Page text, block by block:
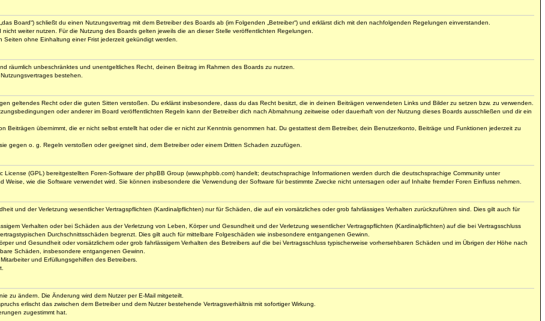
Board“) schließt du einen Nutzungsvertrag mit dem Betreiber des Boards ab (im Folgenden „Betreiber“) und erklärst dich mit den nachfolgenden Regelungen einverstanden.
weiter nutzen. Für die Nutzung des Boards gelten jeweils die an dieser Stelle veröffentlichten Regelungen.
ohne Einhaltung einer Frist jederzeit gekündigt werden.
räumlich unbeschränktes und unentgeltliches Recht, deinen Beitrag im Rahmen des Boards zu nutzen.
bestehen.
geltendes Recht oder die guten Sitten verstoßen. Du erklärst insbesondere, dass du das Recht besitzt, die in deinen Beiträgen verwendeten Links und Bilder zu setzen bzw. zu verwenden.
oder anderer im Board veröffentlichten Regeln kann der Betreiber dich nach Abmahnung zeitweise oder dauerhaft von der Nutzung dieses Boards ausschließen und dir ein
Beiträgen übernimmt, die er nicht selbst erstellt hat oder die er nicht zur Kenntnis genommen hat. Du gestattest dem Betreiber, dein Benutzerkonto, Beiträge und Funktionen jederzeit zu
gegen o. g. Regeln verstoßen oder geeignet sind, dem Betreiber oder einem Dritten Schaden zuzufügen.
(GPL) bereitgestellten Foren-Software der phpBB Group (www.phpbb.com) handelt; deutschsprachige Informationen werden durch die deutschsprachige Community unter
wie die Software verwendet wird. Sie können insbesondere die Verwendung der Software für bestimmte Zwecke nicht untersagen oder auf Inhalte fremder Foren Einfluss nehmen.
und der Verletzung wesentlicher Vertragspflichten (Kardinalpflichten) nur für Schäden, die auf ein vorsätzliches oder grob fahrlässiges Verhalten zurückzuführen sind. Dies gilt auch für
Verhalten oder bei Schäden aus der Verletzung von Leben, Körper und Gesundheit und der Verletzung wesentlicher Vertragspflichten (Kardinalpflichten) auf die bei Vertragsschluss
Durchschnittsschäden begrenzt. Dies gilt auch für mittelbare Folgeschäden wie insbesondere entgangenen Gewinn.
und Gesundheit oder vorsätzlichem oder grob fahrlässigem Verhalten des Betreibers auf die bei Vertragsschluss typischerweise vorhersehbaren Schäden und im Übrigen der Höhe nach
Schäden, insbesondere entgangenen Gewinn.
und Erfüllungsgehilfen des Betreibers.
zu ändern. Die Änderung wird dem Nutzer per E-Mail mitgeteilt.
erlischt das zwischen dem Betreiber und dem Nutzer bestehende Vertragsverhältnis mit sofortiger Wirkung.
zugestimmt hat.